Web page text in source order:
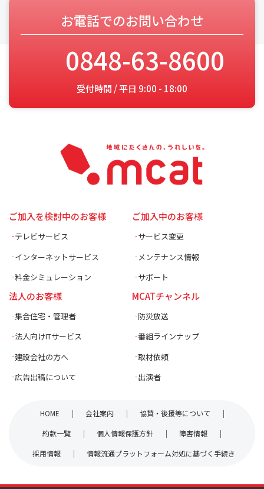
お電話でのお問い合わせ
0848-63-8600
受付時間 / 平日 9:00 - 18:00
ご加入を検討中のお客様
テレビサービス
インターネットサービス
料金シミュレーション
ご加入中のお客様
サービス変更
メンテナンス情報
サポート
法人のお客様
集合住宅・管理者
法人向けITサービス
建設会社の方へ
広告出稿について
MCATチャンネル
防災放送
番組ラインナップ
取材依頼
出演者
HOME 会社案内
協賛・後援等について
約款一覧
個人情報保護方針
障害情報
採用情報
情報流通プラットフォーム対処に基づく手続き